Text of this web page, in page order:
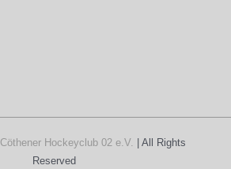
Cöthener Hockeyclub 02 e.V.
| All Rights
Reserved